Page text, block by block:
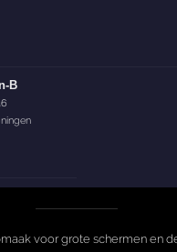
B
voor grote schermen en